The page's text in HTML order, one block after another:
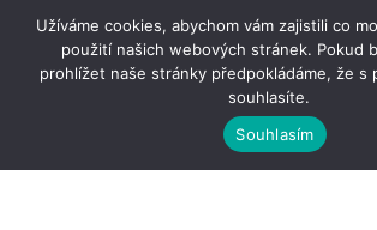
Užíváme cookies, abychom vám zajistili co
použití našich webových stránek. Pokud
prohlížet naše stránky předpokládáme, že s
souhlasíte.
Souhlasím